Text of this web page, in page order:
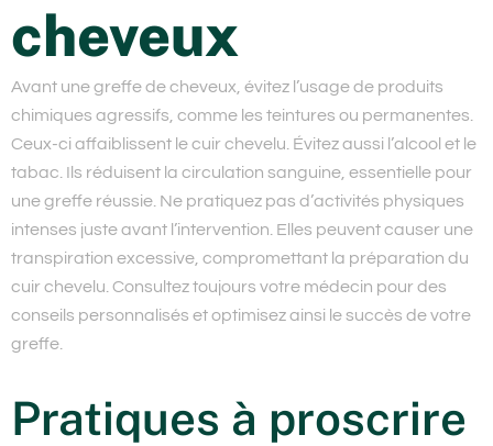
cheveux
Avant une greffe de cheveux, évitez l’usage de produits
chimiques agressifs, comme les teintures ou permanentes.
Ceux-ci affaiblissent le cuir chevelu. Évitez aussi l’alcool et le
tabac. Ils réduisent la circulation sanguine, essentielle pour
une greffe réussie. Ne pratiquez pas d’activités physiques
intenses juste avant l’intervention. Elles peuvent causer une
transpiration excessive, compromettant la préparation du
cuir chevelu. Consultez toujours votre médecin pour des
conseils personnalisés et optimisez ainsi le succès de votre
greffe.
Pratiques à proscrire